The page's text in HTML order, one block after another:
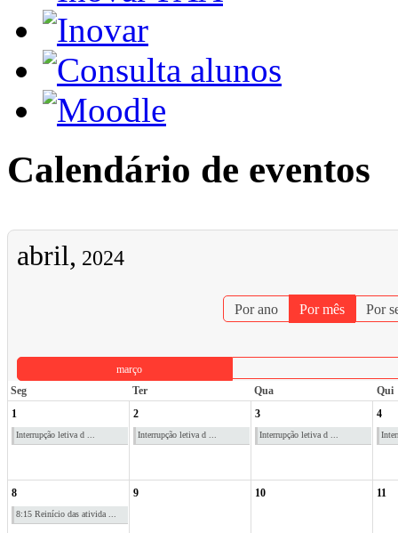
Calendário de eventos
abril, 2024
Por ano Por mês Por
março
Seg
Ter Qua
Qui
1
Interrupção letiva d ...
2
Interrupção letiva d ...
3
Interrupção letiva d ...
4
8
8:15 Reinício das ativida ...
9 10 11